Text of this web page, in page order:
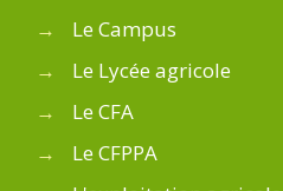
→
Le Campus
→
Le Lycée agricole
→
Le CFA
→
Le CFPPA